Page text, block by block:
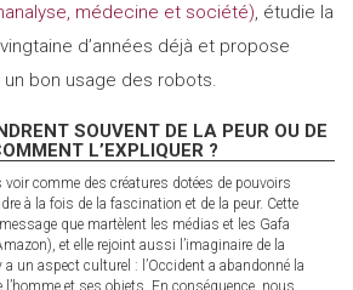
médecine et société), étudie la
d’années déjà et propose
bon usage des robots.
SOUVENT DE LA PEUR OU DE
L’EXPLIQUER ?
comme des créatures dotées de pouvoirs
à la fois de la fascination et de la peur. Cette
que martèlent les médias et les Gafa
et elle rejoint aussi l’imaginaire de la
un aspect culturel : l’Occident a abandonné la
l’homme et ses objets. En conséquence, nous